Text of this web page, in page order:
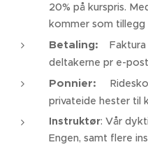
20% på kurspris.
kommer som tillegg
Betaling: Faktura
deltakerne pr e-
Ponnier:
privateide hester til
Instruktør: Vår
Engen, samt flere